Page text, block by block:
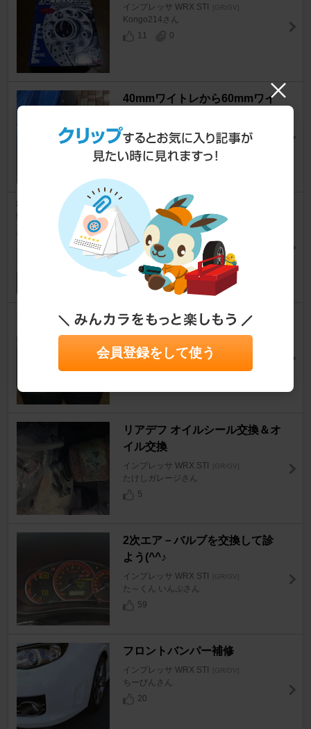
インプレッサ WRX STI [GR/GV]
Kongo214さん
11
0
40mmワイトレから60mmワイ
インプレッサ WRX STI [GR/GV]
阿部ねーヨさん
26
0
タイヤ履き替え、フェンダー爪
折り
インプレッサ WRX STI [GR/GV]
Tktさん
6
0
255幅タイヤに9.0Jと8.5J履い
ているので比較してみました。
インプレッサ WRX STI [GR/GV]
リアデフ オイルシール交換＆オ
イル交換
インプレッサ WRX STI [GR/GV]
たけしガレージさん
5
2次エア－バルブを交換して診
よう(^^♪
インプレッサ WRX STI [GR/GV]
た～くん いんぷさん
59
フロントバンパー補修
インプレッサ WRX STI [GR/GV]
ちーびんさん
20
会員登録をして使う